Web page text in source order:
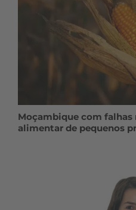
Moçambique com
alimentar de pequenos